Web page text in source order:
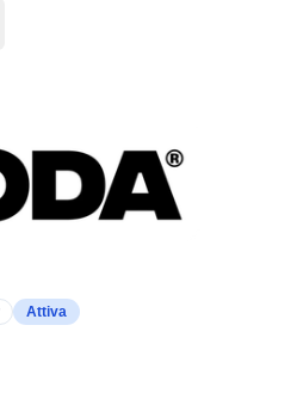
Attiva